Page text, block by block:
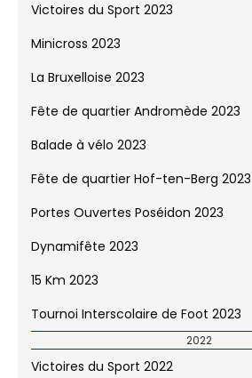
Victoires du Sport 2023
Minicross 2023
La Bruxelloise 2023
Fête de quartier Andromède 2023
Balade à vélo 2023
Fête de quartier Hof-ten-Berg 2023
Portes Ouvertes Poséidon 2023
Dynamifête 2023
15 Km 2023
Tournoi Interscolaire de Foot 2023
2022
Victoires du Sport 2022